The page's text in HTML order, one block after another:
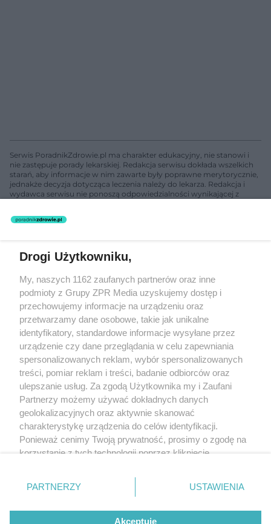
Serwis PoradnikZdrowie.pl ma charakter edukacyjny, nie stanowi i
nie zastępuje porady lekarskiej. Redakcja serwisu dokłada wszelkich
starań, aby informacje w nim zawarte były poprawne merytorycznie,
jednakże decyzja dotycząca leczenia należy do lekarza. Redakcja i
wydawca serwisu nie ponoszą odpowiedzialności wynikającej z
świadczeń zdrowotnych w rozumieniu art. 3 ust 1 ustawy o
rozpowszechniany lub dalej rozpowszechniany w jakikolwiek sposób
(w tym także elektroniczny lub mechaniczny) na jakimkolwiek polu
eksploatacji w jakiejkolwiek formie, włącznie z umieszczaniem w
Internecie bez pisemnej zgody właściciela praw. Jakiekolwiek użycie
lub wykorzystanie utworów w całości lub w części z naruszeniem
prawa, tzn. bez właściwej zgody, jest zabronione pod groźbą kary i
może być ścigane prawnie.
O nas
Informacje prawne
Nasze serwisy
Drogi Użytkowniku,
My, naszych 1162 zaufanych partnerów oraz inne
podmioty z Grupy ZPR Media uzyskujemy dostęp i
przechowujemy informacje na urządzeniu oraz
przetwarzamy dane osobowe, takie jak unikalne
identyfikatory, standardowe informacje wysyłane przez
urządzenie czy dane przeglądania w celu zapewniania
spersonalizowanych reklam, wybór spersonalizowanych
treści, pomiar reklam i treści, badanie odbiorców oraz
ulepszanie usług. Za zgodą Użytkownika my i Zaufani
Partnerzy możemy używać dokładnych danych
geolokalizacyjnych oraz aktywnie skanować
charakterystykę urządzenia do celów identyfikacji.
Ponieważ cenimy Twoją prywatność, prosimy o zgodę na
korzystanie z tych technologii poprzez kliknięcie
zmienić/wycofać klikając przycisk ustawień prywatności
znajdujący się w lewym dolnym rogu strony
rodzaje przetwarzania danych nie wymagają zgody
użytkownika, ale masz prawo sprzeciwić się takiemu
PARTNERZY USTAWIENIA
Akceptuję